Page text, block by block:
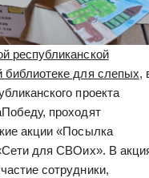
республиканской
библиотеке для слепых,
проекта
проходят
акции «Посылка
для СВОих». В
сотрудники,